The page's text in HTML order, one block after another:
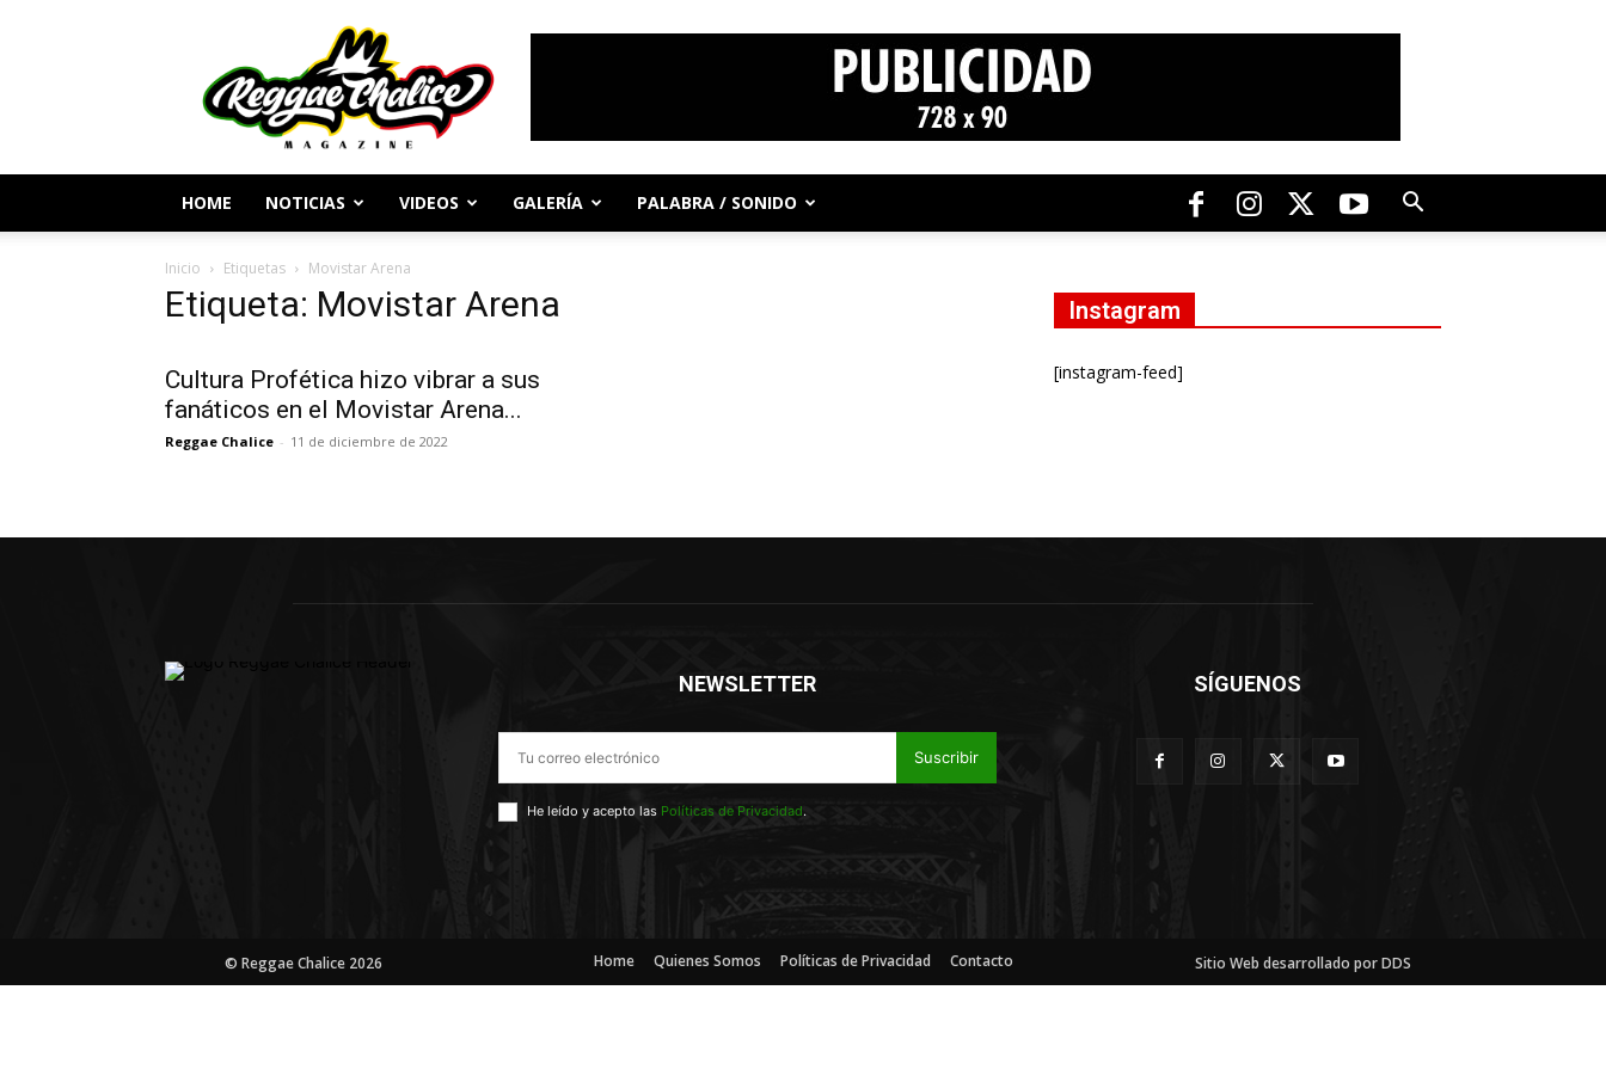
Periodismo
y
Cultura
Reggae
HOME NOTICIAS VIDEOS GALERÍA PALABRA / SONIDO
Inicio Etiquetas Movistar Arena
Etiqueta: Movistar Arena
Cultura Profética hizo vibrar a sus
fanáticos en el Movistar Arena...
Reggae Chalice - 11 de diciembre de 2022
Instagram
[instagram-feed]
NEWSLETTER
Suscribir
He leído y acepto las Políticas de Privacidad.
SÍGUENOS
© Reggae Chalice 2026 Home Quienes Somos Políticas de Privacidad Contacto Sitio Web desarrollado por DDS